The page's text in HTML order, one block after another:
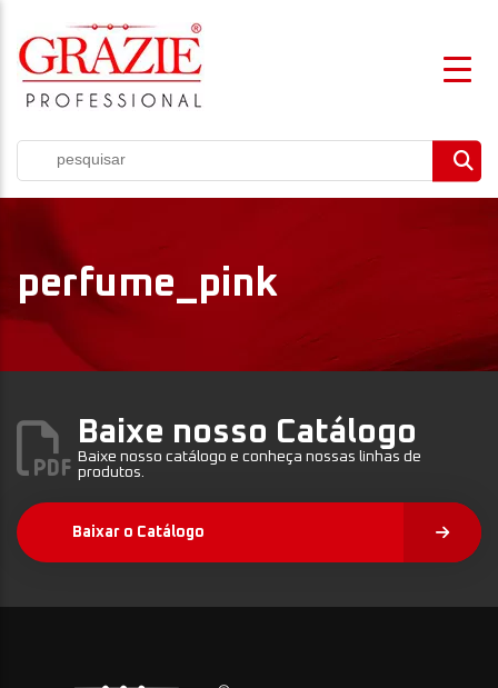
perfume_pink
Baixe nosso Catálogo
Baixe nosso catálogo e conheça nossas linhas de
produtos.
Baixar o Catálogo